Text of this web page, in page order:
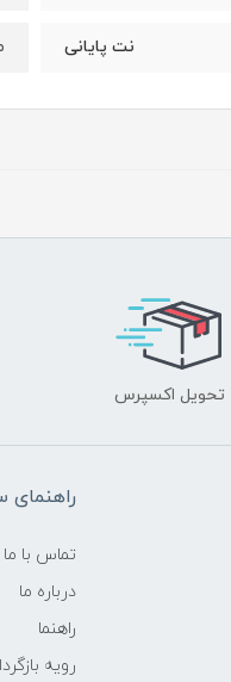
نت پایانی
تحویل اکسپرس
راهنمای
تماس با ما
درباره ما
راهنما
رویه‌